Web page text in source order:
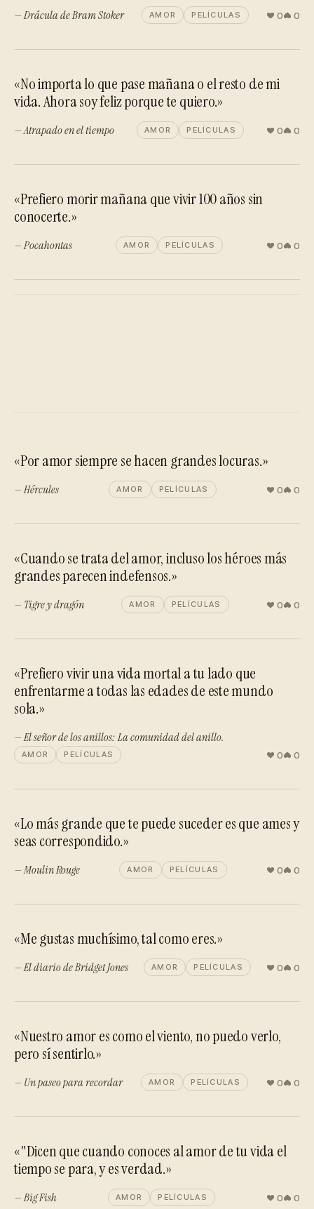
— Drácula de Bram Stoker AMOR PELÍCULAS 0 0
«No importa lo que pase mañana o el resto de mi
vida. Ahora soy feliz porque te quiero.»
— Atrapado en el tiempo AMOR PELÍCULAS 0 0
«Prefiero morir mañana que vivir 100 años sin
conocerte.»
— Pocahontas AMOR PELÍCULAS 0 0
«Por amor siempre se hacen grandes locuras.»
— Hércules AMOR PELÍCULAS 0 0
«Cuando se trata del amor, incluso los héroes más
grandes parecen indefensos.»
— Tigre y dragón AMOR PELÍCULAS 0 0
«Prefiero vivir una vida mortal a tu lado que
enfrentarme a todas las edades de este mundo
sola.»
— El señor de los anillos: La comunidad del anillo.
AMOR PELÍCULAS 0 0
«Lo más grande que te puede suceder es que ames y
seas correspondido.»
— Moulin Rouge AMOR PELÍCULAS 0 0
«Me gustas muchísimo, tal como eres.»
— El diario de Bridget Jones AMOR PELÍCULAS 0 0
«Nuestro amor es como el viento, no puedo verlo,
pero sí sentirlo.»
— Un paseo para recordar AMOR PELÍCULAS 0 0
«"Dicen que cuando conoces al amor de tu vida el
tiempo se para, y es verdad.»
— Big Fish AMOR PELÍCULAS 0 0